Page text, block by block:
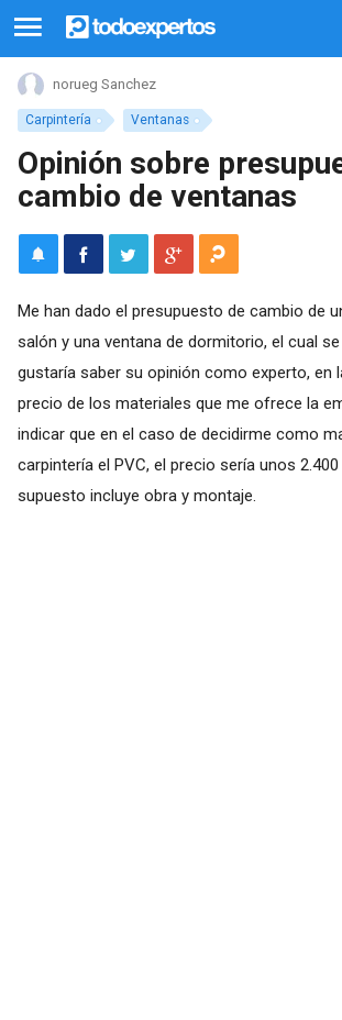
Carpintería Ventanas
norueg Sanchez
Opinión sobre
cambio de ventanas
Me han dado el presupuesto de cambio de
salón y una ventana de dormitorio, el cual
gustaría saber su opinión como experto, en
precio de los materiales que me ofrece la
indicar que en el caso de decidirme como
carpintería el PVC, el precio sería unos
supuesto incluye obra y montaje.